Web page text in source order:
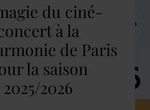
du ciné-
à la
de Paris
la saison
2025/2026